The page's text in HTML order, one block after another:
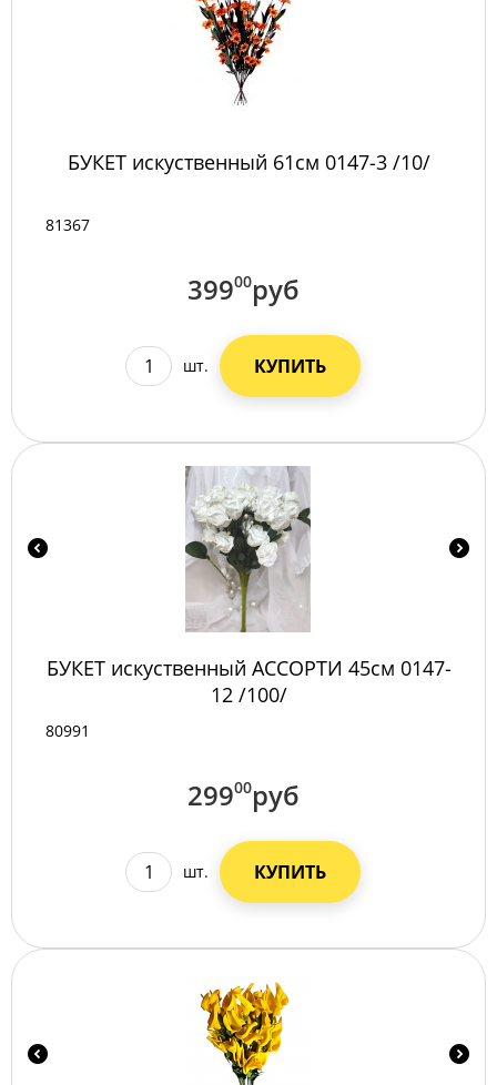
БУКЕТ искуственный 61см 0147-3 /10/
81367
39900руб
шт. КУПИТЬ
БУКЕТ искуственный АССОРТИ 45см 0147-
12 /100/
80991
29900руб
шт. КУПИТЬ